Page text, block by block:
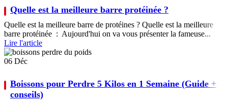
Quelle est la meilleure barre protéinée ?
Quelle est la meilleure barre de protéines ? Quelle est la meilleure
barre protéinée : Aujourd'hui on va vous présenter la fameuse...
Lire l'article
06 Déc
Boissons pour Perdre 5 Kilos en 1 Semaine (Guide +
conseils)